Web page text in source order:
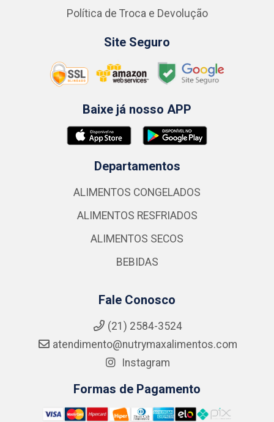
Política de Troca e Devolução
Site Seguro
Baixe já nosso APP
Departamentos
ALIMENTOS CONGELADOS
ALIMENTOS RESFRIADOS
ALIMENTOS SECOS
BEBIDAS
Fale Conosco
(21) 2584-3524
atendimento@nutrymaxalimentos.com
Instagram
Formas de Pagamento